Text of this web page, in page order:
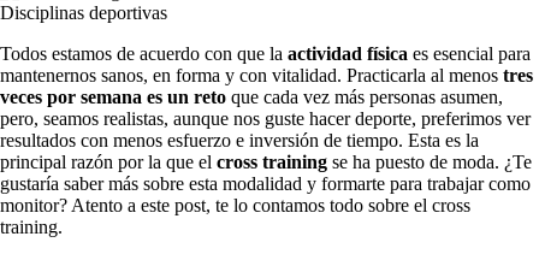
Disciplinas deportivas
Todos estamos de acuerdo con que la actividad física es esencial para
mantenernos sanos, en forma y con vitalidad. Practicarla al menos tres
veces por semana es un reto que cada vez más personas asumen,
pero, seamos realistas, aunque nos guste hacer deporte, preferimos ver
resultados con menos esfuerzo e inversión de tiempo. Esta es la
principal razón por la que el cross training se ha puesto de moda. ¿Te
gustaría saber más sobre esta modalidad y formarte para trabajar como
monitor? Atento a este post, te lo contamos todo sobre el cross
training.